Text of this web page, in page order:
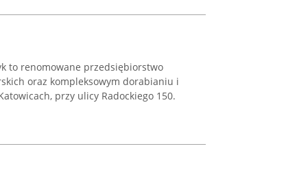
to renomowane przedsiębiorstwo
oraz kompleksowym dorabianiu i
przy ulicy Radockiego 150.